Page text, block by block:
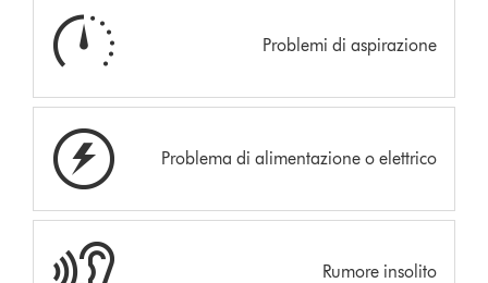
Problemi di aspirazione
Problema di alimentazione o elettrico
Rumore insolito